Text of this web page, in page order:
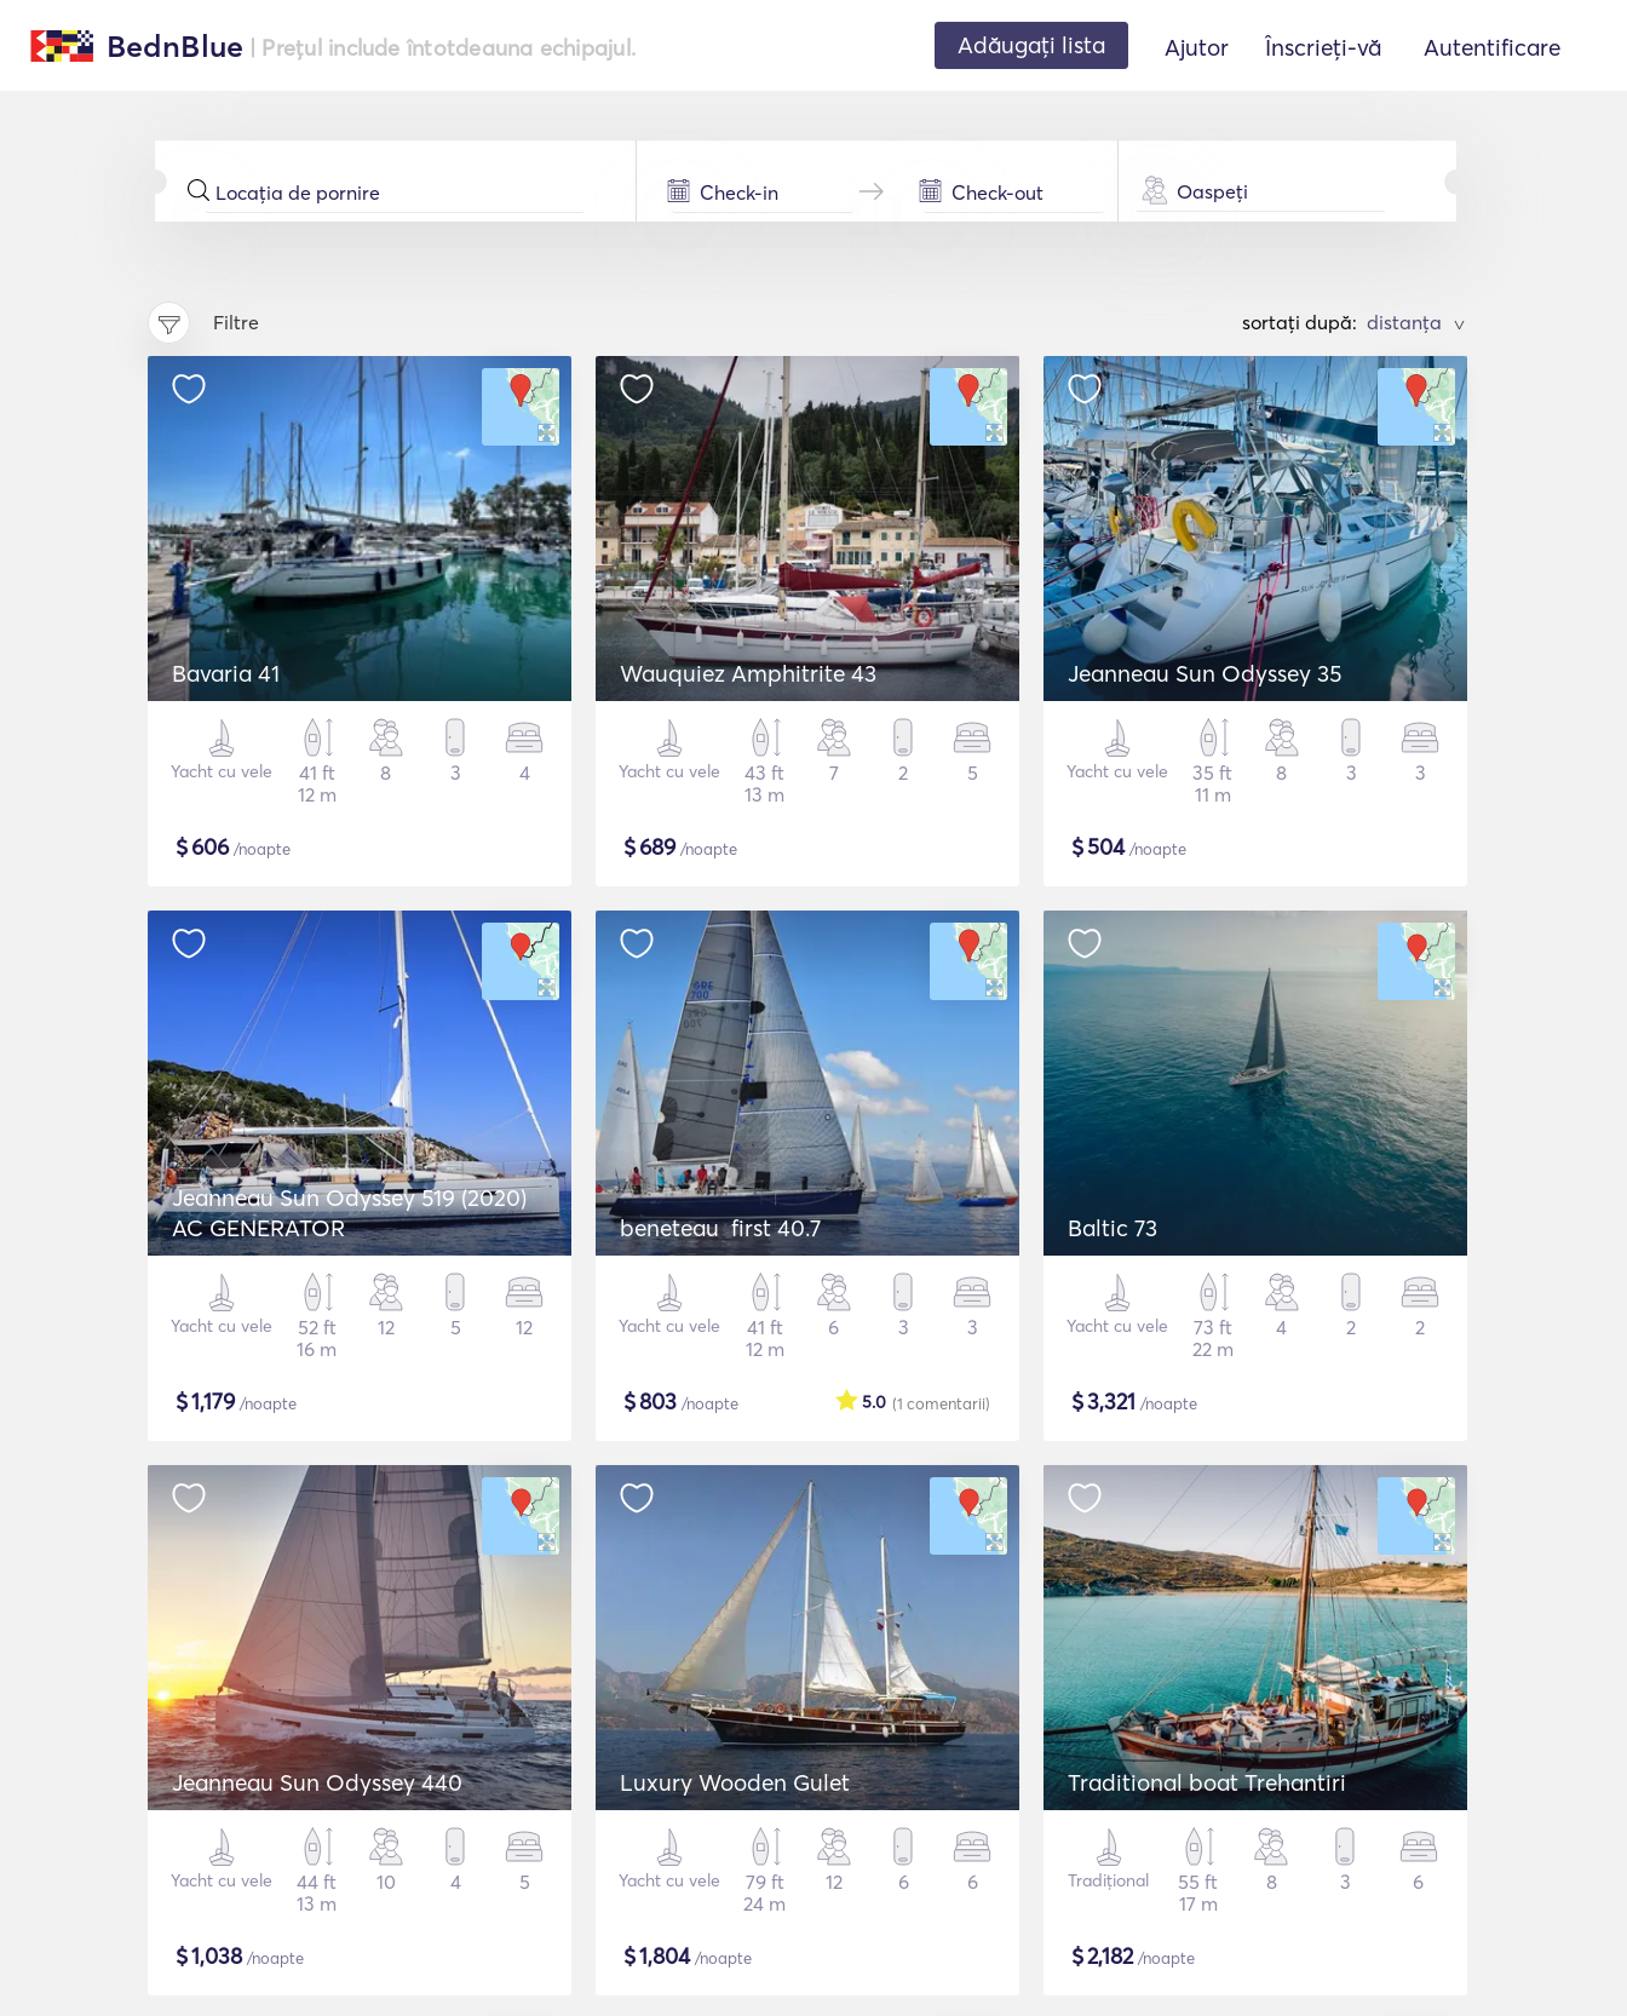
BednBlue | Prețul include întotdeauna echipajul. Adăugați lista Ajutor Înscrieți-vă Autentificare
Oaspeți
Filtre sortați după: >
Bavaria 41
Yacht cu vele
41 ft
12 m
8 3 4
$606/noapte
Wauquiez Amphitrite 43
Yacht cu vele
43 ft
13 m
7 2 5
$689/noapte
Jeanneau Sun Odyssey 35
Yacht cu vele
35 ft
11 m
8 3 3
$504/noapte
Jeanneau Sun Odyssey 519 (2020)
AC GENERATOR
Yacht cu vele
52 ft
16 m
12 5 12
$1,179/noapte
beneteau first 40.7
Yacht cu vele
41 ft
12 m
6 3 3
$803 /noapte (1 comentarii)
5.0
Baltic 73
Yacht cu vele
73 ft
22 m
4 2 2
$3,321 /noapte
Jeanneau Sun Odyssey 440
Yacht cu vele
44 ft
13 m
10 4 5
$1,038/noapte
Luxury Wooden Gulet
Yacht cu vele
79 ft
24 m
12 6 6
$1,804/noapte
Traditional boat Trehantiri
Tradițional
55 ft
17 m
8 3 6
$2,182/noapte